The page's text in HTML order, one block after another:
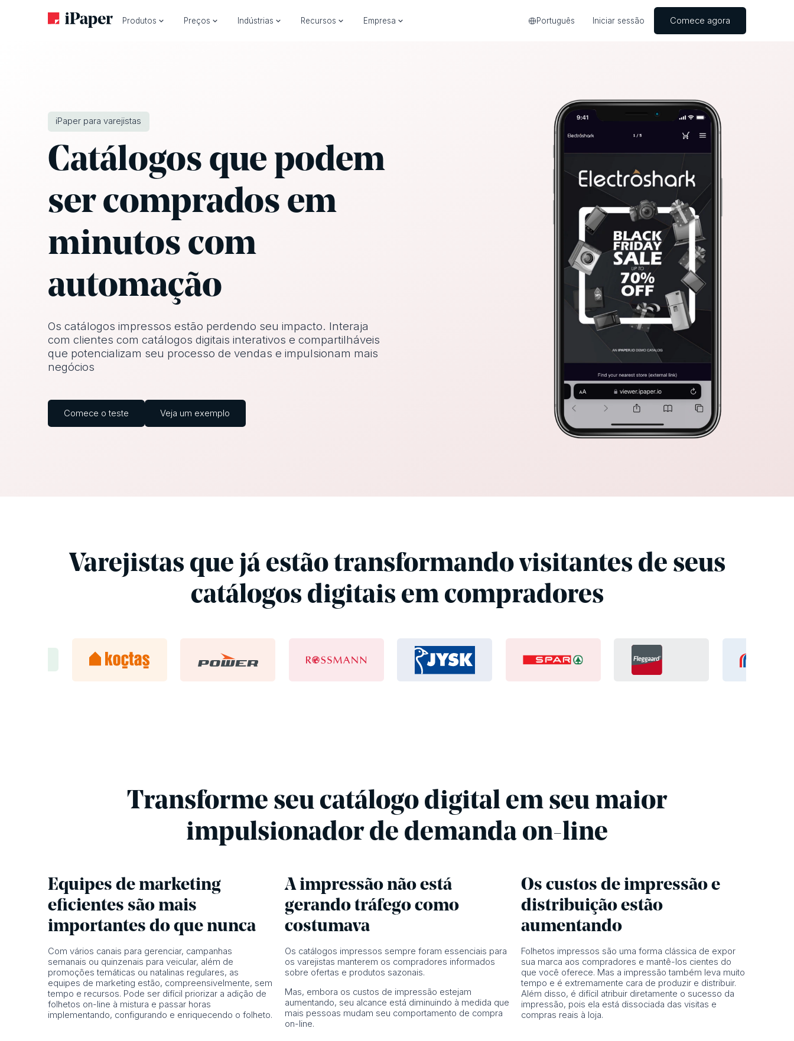
Produtos Preços Indústrias Recursos Empresa Português Iniciar sessão Comece agora
iPaper para varejistas
Catálogos que podem
ser comprados em
minutos com
automação
Os catálogos impressos estão perdendo seu impacto. Interaja
com clientes com catálogos digitais interativos e compartilháveis
que potencializam seu processo de vendas e impulsionam mais
negócios
Comece o teste Veja um exemplo
Varejistas que já estão transformando visitantes de seus
catálogos digitais em compradores
Transforme seu catálogo digital em seu maior
impulsionador de demanda on-line
Equipes de marketing
eficientes são mais
importantes do que nunca
Com vários canais para gerenciar, campanhas
semanais ou quinzenais para veicular, além de
promoções temáticas ou natalinas regulares, as
equipes de marketing estão, compreensivelmente, sem
tempo e recursos. Pode ser difícil priorizar a adição de
folhetos on-line à mistura e passar horas
implementando, configurando e enriquecendo o folheto.
A impressão não está
gerando tráfego como
costumava
Os catálogos impressos sempre foram essenciais para
os varejistas manterem os compradores informados
sobre ofertas e produtos sazonais.
Mas, embora os custos de impressão estejam
aumentando, seu alcance está diminuindo à medida que
mais pessoas mudam seu comportamento de compra
on-line.
Os custos de impressão e
distribuição estão
aumentando
Folhetos impressos são uma forma clássica de expor
sua marca aos compradores e mantê-los cientes do
que você oferece. Mas a impressão também leva muito
tempo e é extremamente cara de produzir e distribuir.
Além disso, é difícil atribuir diretamente o sucesso da
impressão, pois ela está dissociada das visitas e
compras reais à loja.